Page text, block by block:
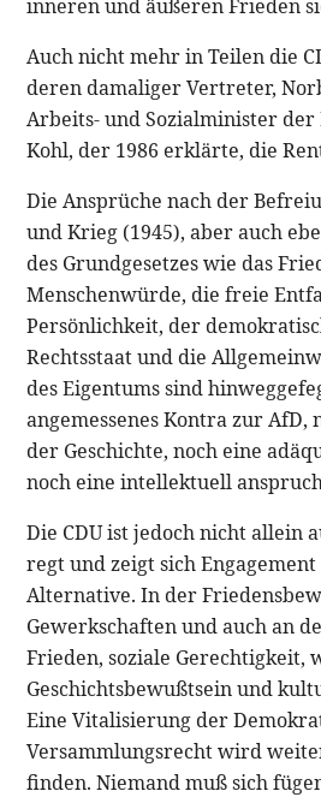
inneren und äußeren Frieden
Auch nicht mehr in Teilen die
deren damaliger Vertreter,
Arbeits- und Sozialminister
Kohl, der 1986 erklärte, die
Die Ansprüche nach der
und Krieg (1945), aber auch
des Grundgesetzes wie das
Menschenwürde, die freie
Persönlichkeit, der
Rechtsstaat und die
des Eigentums sind
angemessenes Kontra zur AfD,
der Geschichte, noch eine
noch eine intellektuell
Die CDU ist jedoch nicht allein
regt und zeigt sich
Alternative. In der
Gewerkschaften und auch an
Frieden, soziale Gerechtigkeit,
Geschichtsbewußtsein und
Eine Vitalisierung der
Versammlungsrecht wird
finden. Niemand muß sich